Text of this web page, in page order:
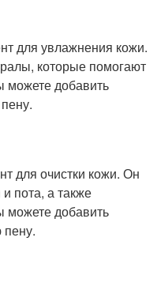
для увлажнения кожи.
которые помогают
можете добавить
для очистки кожи. Он
и пота, а также
можете добавить